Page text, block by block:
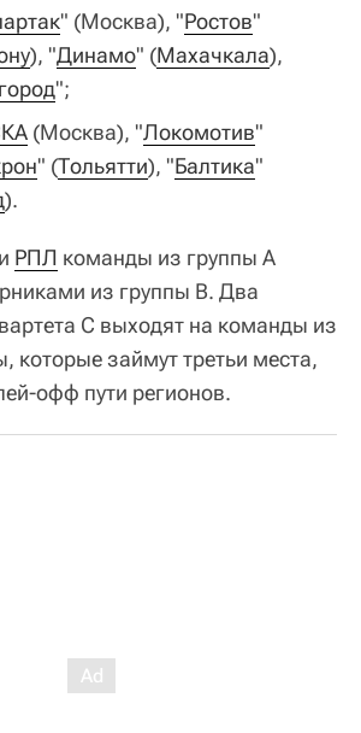
" (Москва), "Ростов"
), "Динамо" (Махачкала),
";
(Москва), "Локомотив"
" (Тольятти), "Балтика"
).
РПЛ команды из группы А
из группы B. Два
С выходят на команды из
которые займут третьи места,
офф пути регионов.